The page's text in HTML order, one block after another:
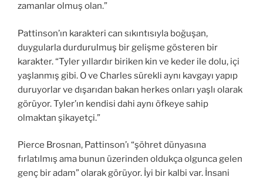
zamanlar olmuş olan.”
Pattinson’ın karakteri can sıkıntısıyla boğuşan,
duygularla durdurulmuş bir gelişme gösteren bir
karakter. “Tyler yıllardır biriken kin ve keder ile dolu, içi
yaşlanmış gibi. O ve Charles sürekli aynı kavgayı yapıp
duruyorlar ve dışarıdan bakan herkes onları yaşlı olarak
görüyor. Tyler’ın kendisi dahi aynı öfkeye sahip
olmaktan şikayetçi.”
Pierce Brosnan, Pattinson’ı “şöhret dünyasına
fırlatılmış ama bunun üzerinden oldukça olgunca gelen
genç bir adam” olarak görüyor. İyi bir kalbi var. İnsani